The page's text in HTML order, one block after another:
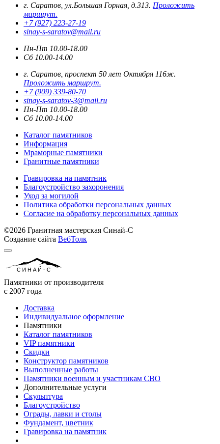
г. Саратов, ул.Большая Горная, д.313. Проложить
маршрут.
+7 (927) 223-27-19
sinay-s-saratov@mail.ru
Пн-Пт 10.00-18.00
Сб 10.00-14.00
г. Саратов, проспект 50 лет Октября 116ж.
Проложить маршрут.
+7 (909) 339-80-70
sinay-s-saratov-3@mail.ru
Пн-Пт 10.00-18.00
Сб 10.00-14.00
Каталог памятников
Информация
Мраморные памятники
Гранитные памятники
Гравировка на памятник
Благоустройство захоронения
Уход за могилой
Политика обработки персональных данных
Согласие на обработку персональных данных
©2026 Гранитная мастерская Синай-С
Создание сайта ВебТолк
СИНАЙ-С
Памятники от производителя
с 2007 года
Доставка
Индивидуальное оформление
Памятники
Каталог памятников
VIP памятники
Скидки
Конструктор памятников
Выполненные работы
Памятники военным и участникам СВО
Дополнительные услуги
Скульптура
Благоустройство
Ограды, лавки и столы
Фундамент, цветник
Гравировка на памятник